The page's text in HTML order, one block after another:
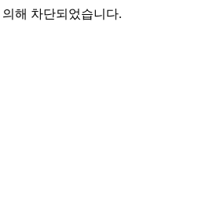
해 차단되었습니다.